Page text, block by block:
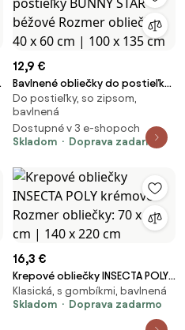
12,9 €
Bavlnené obliečky do postieľky
BUNNY STAR béžové Rozmer
obliečky: 40 x 60 cm | 100 x 135
cm
Do postieľky, so zipsom,
bavlnená
Dostupné v 3 e-shopoch
Skladom
Doprava zadarmo
16,3 €
Krepové obliečky INSECTA POLY
krémové Rozmer obliečky: 70 x
90 cm | 140 x 220 cm
Klasická, s gombíkmi, bavlnená
Skladom
Doprava zadarmo